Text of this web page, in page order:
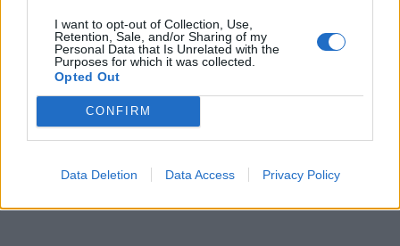
I want to opt-out of Collection, Use,
Retention, Sale, and/or Sharing of my
Personal Data that Is Unrelated with the
Purposes for which it was collected.
Opted Out
CONFIRM
Data Deletion Data Access Privacy Policy
18/02/2014 - 02:00
18/02/2014 - 02:00